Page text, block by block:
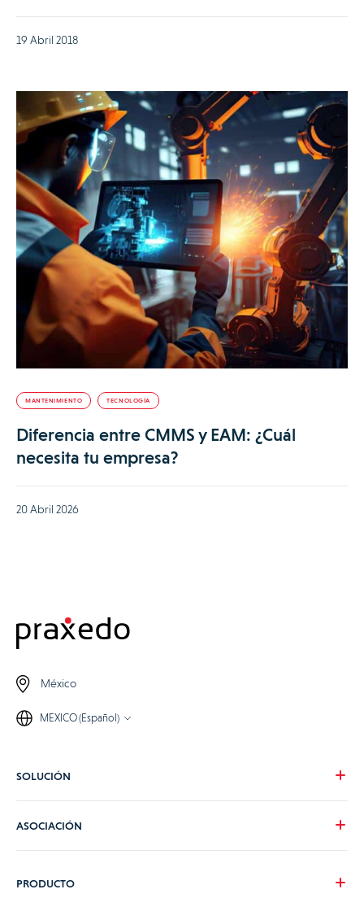
19 Abril 2018
MANTENIMIENTO TECNOLOGÍA
Diferencia entre CMMS y EAM: ¿Cuál
necesita tu empresa?
20 Abril 2026
México
MEXICO (Español)
SOLUCIÓN
Tarifas
ASOCIACIÓN
PRODUCTO